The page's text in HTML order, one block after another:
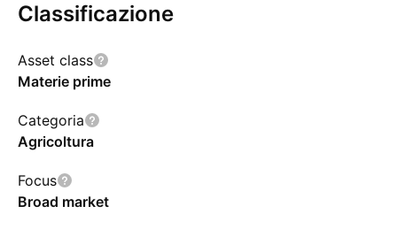
Classificazione
Asset class
Materie prime
Categoria
Agricoltura
Focus
Broad market